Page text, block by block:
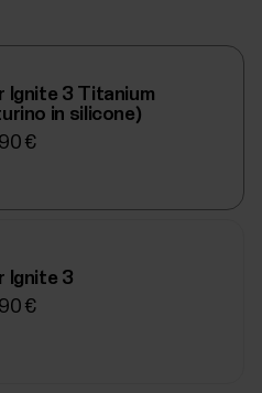
Ignite 3 Titanium
in silicone)
€
Ignite 3
€